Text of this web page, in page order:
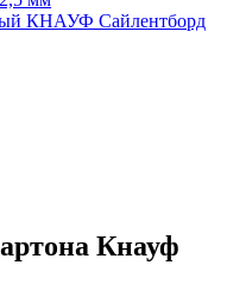
КНАУФ Сайлентборд
Кнауф